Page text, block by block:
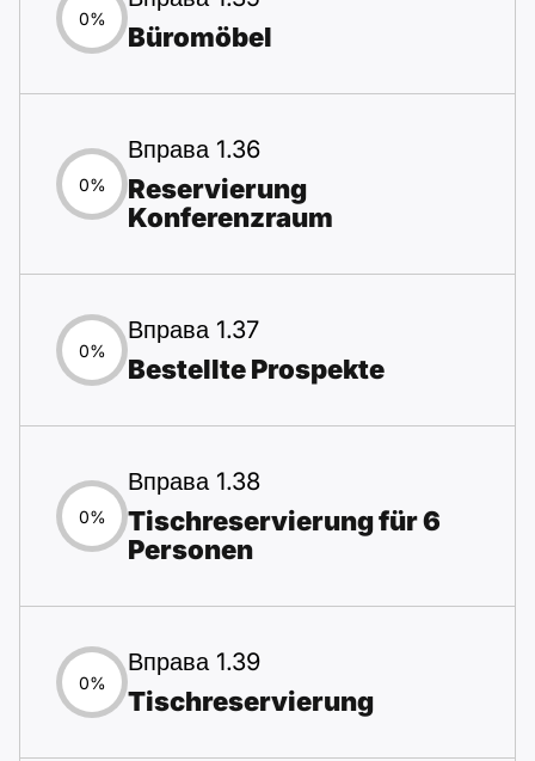
0%
Büromöbel
0%
Вправа 1.36
Reservierung
Konferenzraum
0%
Вправа 1.37
Bestellte Prospekte
0%
Вправа 1.38
Tischreservierung für 6
Personen
0%
Вправа 1.39
Tischreservierung